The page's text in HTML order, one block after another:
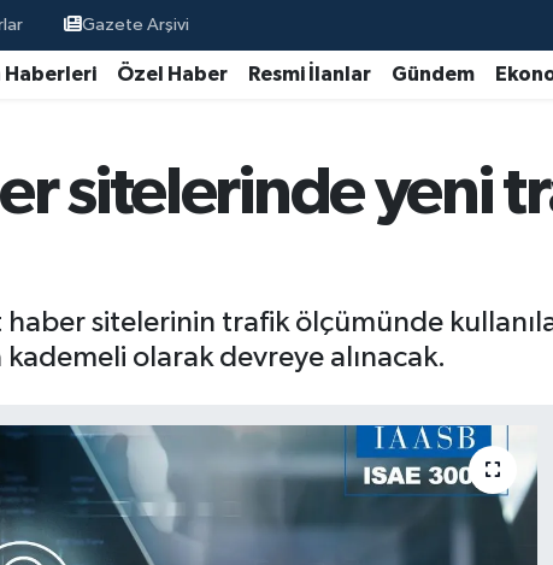
Gazete Arşivi
Haberleri Özel Haber Resmi İlanlar Gündem
sitelerinde yeni
haber sitelerinin trafik ölçümünde
olarak devreye alınacak.